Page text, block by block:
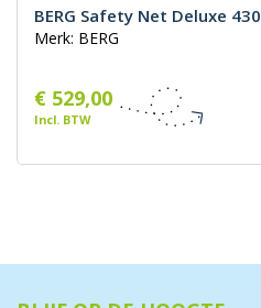
BERG Safety Net Deluxe 430
Merk: BERG
€ 529,00
Incl. BTW